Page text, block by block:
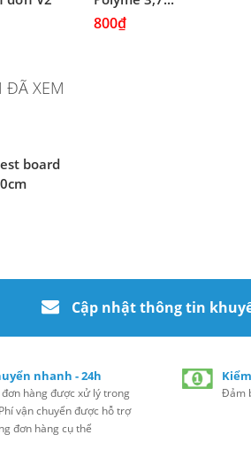
800₫
ĐÃ XEM
board
Cập nhật thông tin
nhanh - 24h
đơn hàng được xử lý trong
vận chuyển được hỗ trợ
đơn hàng cụ thể
Đảm